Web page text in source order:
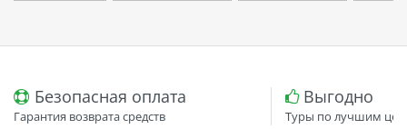
Безопасная оплата
Гарантия возврата средств
Выгодно
Туры по лучшим